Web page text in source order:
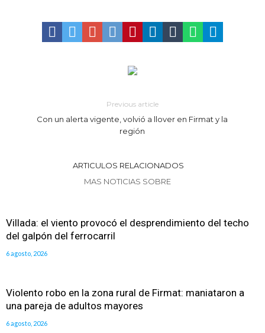
Previous article
Con un alerta vigente, volvió a llover en Firmat y la
región
ARTICULOS RELACIONADOS
MAS NOTICIAS SOBRE
Villada: el viento provocó el desprendimiento del techo
del galpón del ferrocarril
6 agosto, 2026
Violento robo en la zona rural de Firmat: maniataron a
una pareja de adultos mayores
6 agosto, 2026